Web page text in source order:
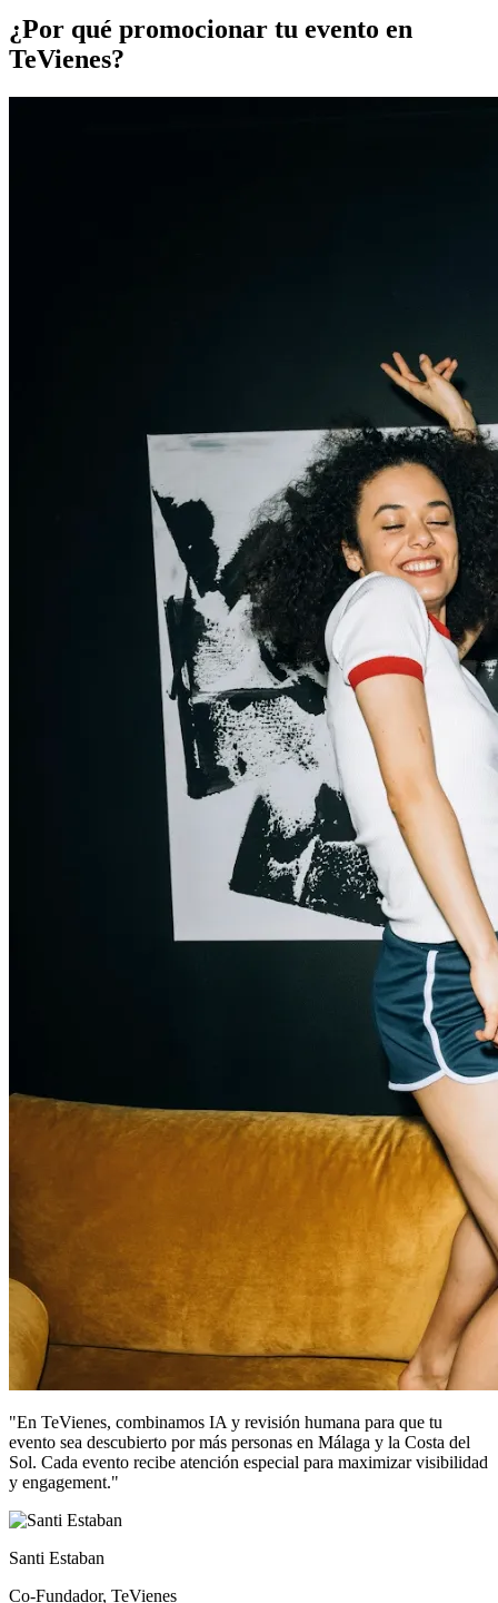
¿Por qué promocionar tu evento en
TeVienes?
"En TeVienes, combinamos IA y revisión humana para que tu
evento sea descubierto por más personas en Málaga y la Costa del
Sol. Cada evento recibe atención especial para maximizar visibilidad
y engagement."
Santi Estaban
Co-Fundador, TeVienes